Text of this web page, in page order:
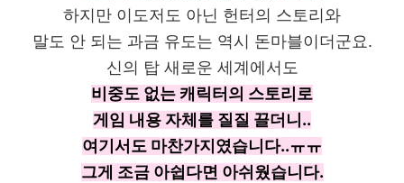
하지만 이도저도 아닌 헌터의 스토리와
말도 안 되는 과금 유도는 역시 돈마블이더군요.
신의 탑 새로운 세계에서도
비중도 없는 캐릭터의 스토리로
게임 내용 자체를 질질 끌더니..
여기서도 마찬가지였습니다..ㅠㅠ
그게 조금 아쉽다면 아쉬웠습니다.